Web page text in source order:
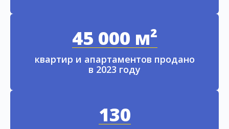
45 000 м²
квартир и апартаментов продано
в 2023 году
130